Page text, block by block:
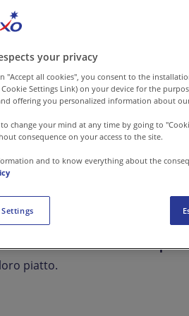
attiva nella ristorazione
Bolognese
delle mense scolastiche
le realtà produttive del
in un incontro aperto alla
oltre 350 alunni
accurata delle materie prime
,
linee guida per la
ilracconto diretto dei
piatto.
your privacy
"Accept all cookies", you consent to the
Settings Link) on your device for the
offering you personalized information about
to change your mind at any time by going to
consequence on your access to the site.
and to know everything about the